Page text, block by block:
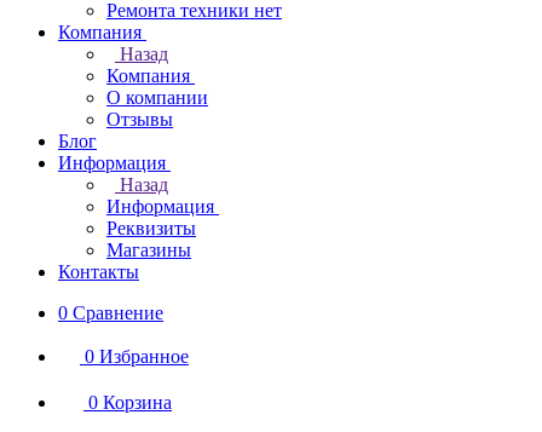
Ремонта техники нет
Компания
Назад
Компания
О компании
Отзывы
Блог
Информация
Назад
Информация
Реквизиты
Магазины
Контакты
0 Сравнение
0 Избранное
0 Корзина